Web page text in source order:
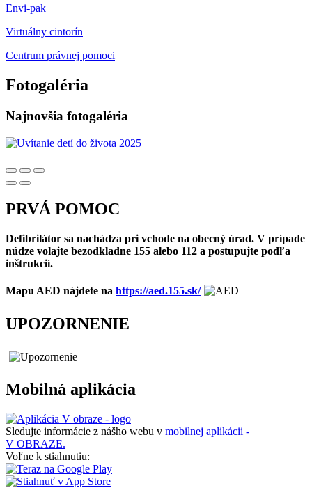
Envi-pak
Virtuálny cintorín
Centrum právnej pomoci
Fotogaléria
Najnovšia fotogaléria
PRVÁ POMOC
Defibrilátor sa nachádza pri vchode na obecný úrad. V prípade
núdze volajte bezodkladne 155 alebo 112 a postupujte podľa
inštrukcií.
Mapu AED nájdete na https://aed.155.sk/
UPOZORNENIE
Mobilná aplikácia
Sledujte informácie z nášho webu v mobilnej aplikácii -
V OBRAZE.
Voľne k stiahnutiu: